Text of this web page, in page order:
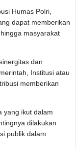
Humas Polri,
dapat memberikan
masyarakat
dan
Institusi atau
memberikan
yang ikut dalam
dilakukan
publik dalam